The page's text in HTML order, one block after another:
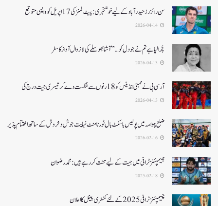
سن رائزرز حیدرآباد کے لیے خوشخبری: پیٹ کمنز کی 17 اپریل کو واپسی متوقع
چُرا لیا ہے تم نے جو دل کو…” آشا بھوسلے کی لازوال آواز کا سفر
آرسی بی نے ممبئی انڈینس کو 18 رنوں سے شکست دے کر تیسری جیت درج کی
ضلع پلوامہ میں پولیس باسکٹ بال ٹورنامنٹ نہایت جوش و خروش کے ساتھ اختتام پذیر
چیمپئنز ٹرافی میں جیت کے لیے محنت کر رہے ہیں :محمد رضوان
چیمپئنز ٹرافی 2025کے لئے کمنٹری پینل کا اعلان